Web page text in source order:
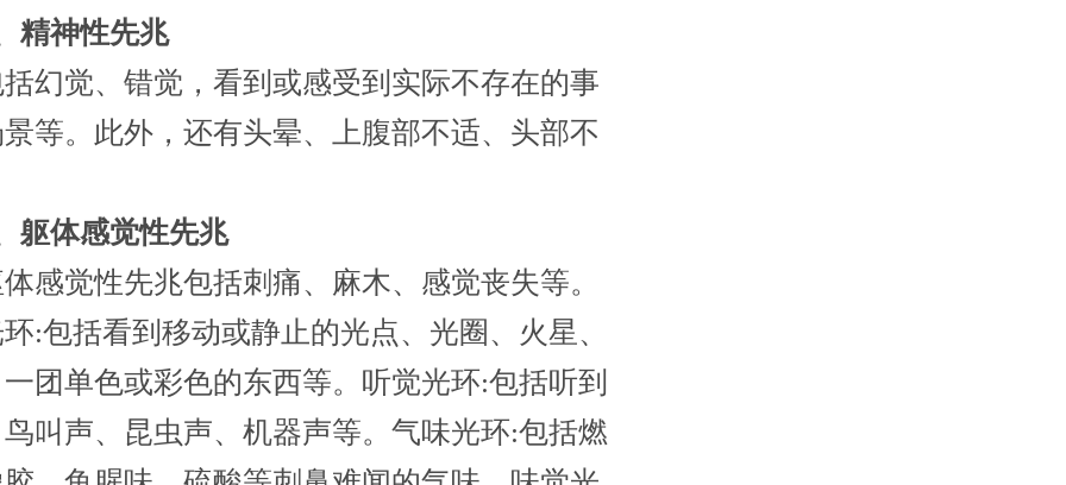
神性先兆
觉、错觉，看到或感受到实际不存在的事
等。此外，还有头晕、上腹部不适、头部不
体感觉性先兆
觉性先兆包括刺痛、麻木、感觉丧失等。
:包括看到移动或静止的光点、光圈、火星、
团单色或彩色的东西等。听觉光环:包括听到
叫声、昆虫声、机器声等。气味光环:包括燃